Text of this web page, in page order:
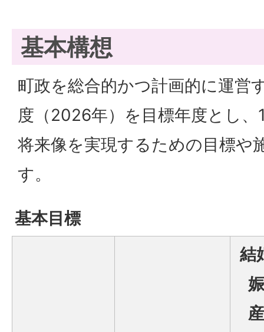
基本構想
町政を総合的かつ計画的に運営
度（2026年）を目標年度とし
将来像を実現するための目標や
す。
結
基本目標